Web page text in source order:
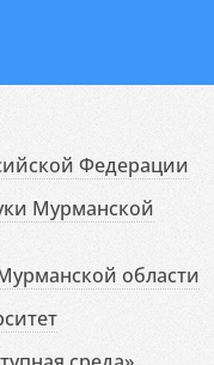
Федерации
Мурманской
области